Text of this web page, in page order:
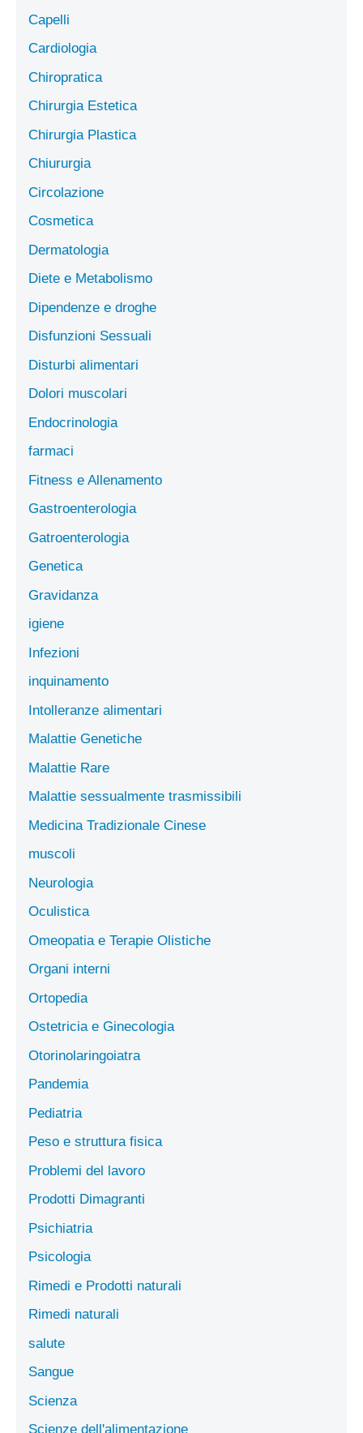
Capelli
Cardiologia
Chiropratica
Chirurgia Estetica
Chirurgia Plastica
Chiururgia
Circolazione
Cosmetica
Dermatologia
Diete e Metabolismo
Dipendenze e droghe
Disfunzioni Sessuali
Disturbi alimentari
Dolori muscolari
Endocrinologia
farmaci
Fitness e Allenamento
Gastroenterologia
Gatroenterologia
Genetica
Gravidanza
igiene
Infezioni
inquinamento
Intolleranze alimentari
Malattie Genetiche
Malattie Rare
Malattie sessualmente trasmissibili
Medicina Tradizionale Cinese
muscoli
Neurologia
Oculistica
Omeopatia e Terapie Olistiche
Organi interni
Ortopedia
Ostetricia e Ginecologia
Otorinolaringoiatra
Pandemia
Pediatria
Peso e struttura fisica
Problemi del lavoro
Prodotti Dimagranti
Psichiatria
Psicologia
Rimedi e Prodotti naturali
Rimedi naturali
salute
Sangue
Scienza
Scienze dell'alimentazione